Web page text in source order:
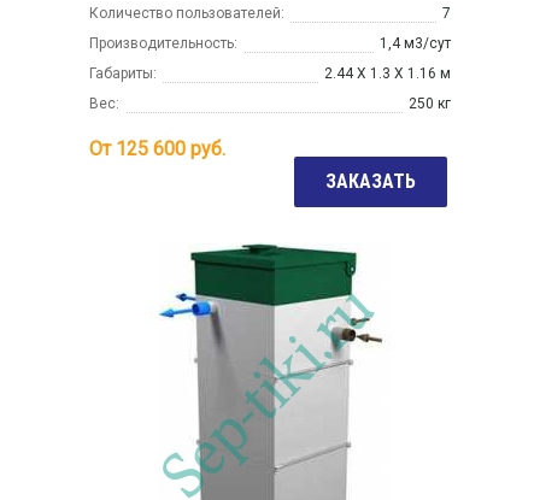
Количество пользователей:
7
Производительность:
1,4 м3/сут
Габариты:
2.44 Х 1.3 Х 1.16 м
Вес:
250 кг
От 125 600 руб.
ЗАКАЗАТЬ